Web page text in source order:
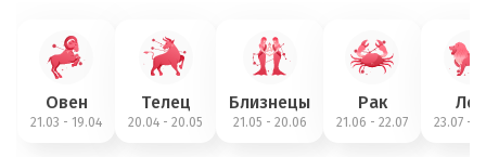
Овен
21.03 - 19.04
Телец
20.04 - 20.05
Близнецы
21.05 - 20.06
Рак
21.06 - 22.07
Лев
23.07 -